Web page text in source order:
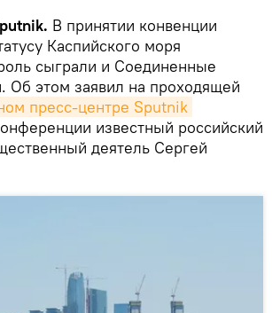
В принятии конвенции
Каспийского моря
сыграли и Соединенные
этом заявил на проходящей
пресс-центре Sputnik
известный российский
деятель Сергей